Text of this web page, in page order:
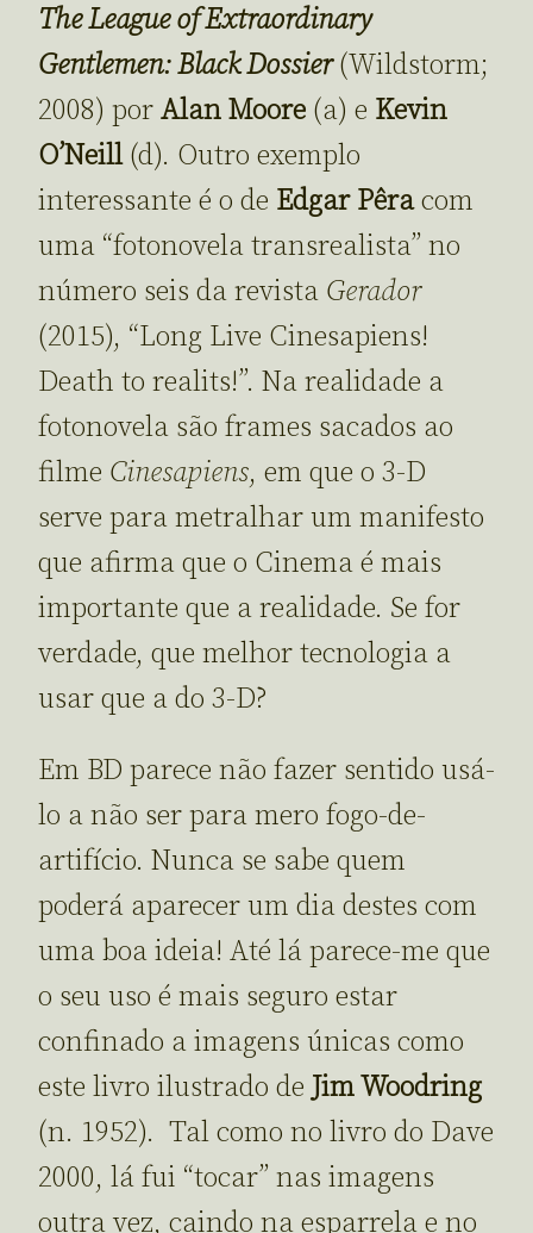
The League of Extraordinary
Gentlemen: Black Dossier(Wildstorm;
2008) por Alan Moore (a) e Kevin
O’Neill(d). Outro exemplo
interessante é o de Edgar Pêracom
uma “fotonovela transrealista” no
número seis da revista Gerador
(2015), “Long Live Cinesapiens!
Death to realits!”. Na realidade a
fotonovela são frames sacados ao
filme Cinesapiens, em que o 3-D
serve para metralhar um manifesto
que afirma que o Cinema é mais
importante que a realidade. Se for
verdade, que melhor tecnologia a
usar que a do 3-D?
Em BD parece não fazer sentido usá-
lo a não ser para mero fogo-de-
artifício. Nunca se sabe quem
poderá aparecer um dia destes com
uma boa ideia! Até lá parece-me que
o seu uso é mais seguro estar
confinado a imagens únicas como
este livro ilustrado de Jim Woodring
(n. 1952). Tal como no livro do Dave
2000, lá fui “tocar” nas imagens
outra vez, caindo na esparrela e no